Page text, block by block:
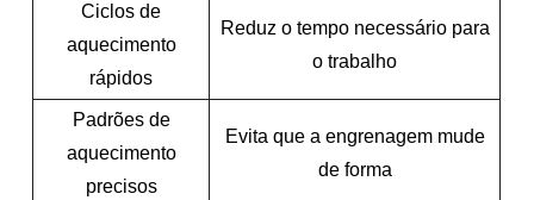
Ciclos de
aquecimento
rápidos
Reduz o tempo necessário para
o trabalho
Padrões de
aquecimento
precisos
Evita que a engrenagem mude
de forma